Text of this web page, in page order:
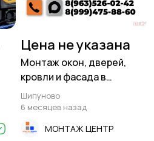
Цена не указана
Монтаж окон, дверей,
кровли и фасада в
Шипуновском районе
Шипуново
6 месяцев назад
МОНТАЖ ЦЕНТР